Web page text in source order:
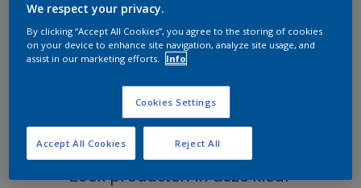
Zoek producten in deze kleur
We respect your privacy.
By clicking “Accept All Cookies”, you agree to the storing of cookies
on your device to enhance site navigation, analyze site usage, and
assist in our marketing efforts.
Info
Cookies Settings
Reject All
Accept All Cookies